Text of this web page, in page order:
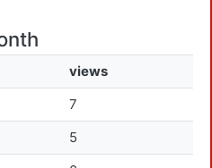
views
7
5